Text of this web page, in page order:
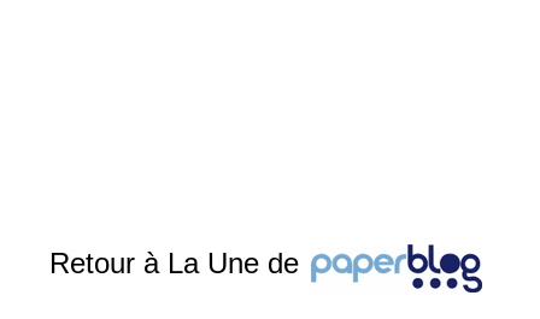
Retour à La Une de